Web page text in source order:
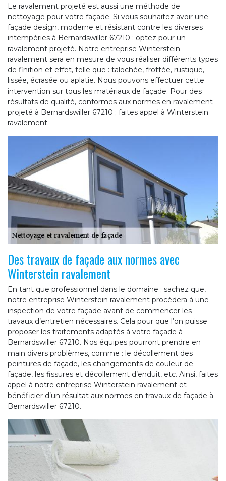
Le ravalement projeté est aussi une méthode de
nettoyage pour votre façade. Si vous souhaitez avoir une
façade design, moderne et résistant contre les diverses
intempéries à Bernardswiller 67210 ; optez pour un
ravalement projeté. Notre entreprise Winterstein
ravalement sera en mesure de vous réaliser différents types
de finition et effet, telle que : talochée, frottée, rustique,
lissée, écrasée ou aplatie. Nous pouvons effectuer cette
intervention sur tous les matériaux de façade. Pour des
résultats de qualité, conformes aux normes en ravalement
projeté à Bernardswiller 67210 ; faites appel à Winterstein
ravalement.
Des travaux de façade aux normes avec
Winterstein ravalement
En tant que professionnel dans le domaine ; sachez que,
notre entreprise Winterstein ravalement procédera à une
inspection de votre façade avant de commencer les
travaux d’entretien nécessaires. Cela pour que l’on puisse
proposer les traitements adaptés à votre façade à
Bernardswiller 67210. Nos équipes pourront prendre en
main divers problèmes, comme : le décollement des
peintures de façade, les changements de couleur de
façade, les fissures et décollement d’enduit, etc. Ainsi, faites
appel à notre entreprise Winterstein ravalement et
bénéficier d’un résultat aux normes en travaux de façade à
Bernardswiller 67210.